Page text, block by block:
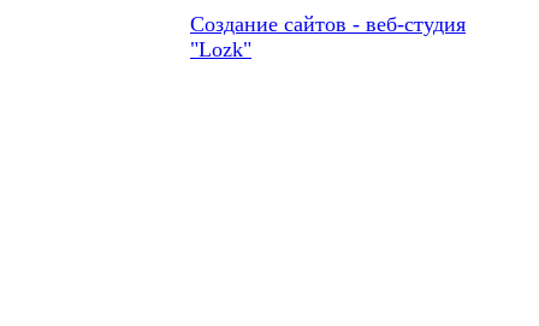
Создание сайтов - веб-студия
"Lozk"